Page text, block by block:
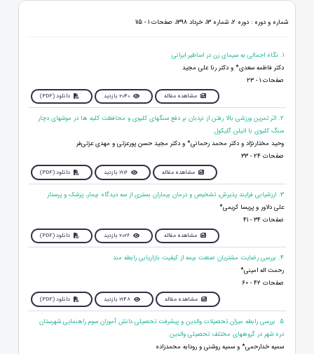
شماره و دوره : دوره 2، شماره 13، خرداد 1398، صفحات 1 - 115
1. نگاه اجمالى به سيماى زن در اساطير ايرانى
دكتر فاطمه سعدى* و دكتر رنا على مجيد
صفحات 1 - 23
مشاهده مقاله 2040 بازدید دانلود (PDF)
2. اثر تمرین ورزشی بالا رفتن از نردبان بر دفع سنگهای کلیوی و محافظت کلیه ها در موشهای دچار
سنگ کلیوی با اتیلن گلیکول
وحید مختارنژاد و دکتر محمد رحمانی* و دکتر مجید حسن پورعزتی و مهدی عزتی‌فر
صفحات 24 - 33
مشاهده مقاله 1916 بازدید دانلود (PDF)
3. ارزشیابی فرایند پذیرش، تشخیص و درمان بیماران بستری از سه دیدگاه بیمار، پزشک و پرستار
علی دلاور و پریسا کریمی*
صفحات 34 - 41
مشاهده مقاله 2026 بازدید دانلود (PDF)
4. بررسی رضايت مشتريان صنعت بیمه از کیفیت بازاریابی رابطه مند
رحمت اله امینی*
صفحات 42 - 60
مشاهده مقاله 1948 بازدید دانلود (PDF)
5. بررسی رابطه میزان تحصیلات والدین و پیشرفت تحصیلی دانش آموزان سوم راهنمایی شهرستان
دره شهر در گروههای مختلف تحصیلی والدین
سمیه خدارحمی* و سمیه روشنی و رودابه محمدزاده